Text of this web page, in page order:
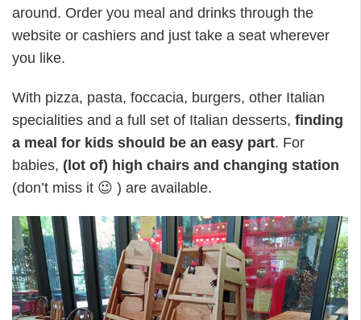
around. Order you meal and drinks through the
website or cashiers and just take a seat wherever
you like.
With pizza, pasta, foccacia, burgers, other Italian
specialities and a full set of Italian desserts, finding
a meal for kids should be an easy part. For
babies, (lot of) high chairs and changing station
(don’t miss it 😉 ) are available.